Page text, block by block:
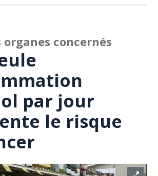
organes concernés
par jour
le risque